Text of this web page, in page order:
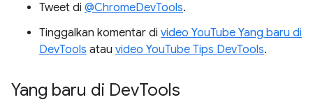
Tweet di @ChromeDevTools.
Tinggalkan komentar di video YouTube Yang baru di
DevTools atau video YouTube Tips DevTools.
Yang baru di DevTools